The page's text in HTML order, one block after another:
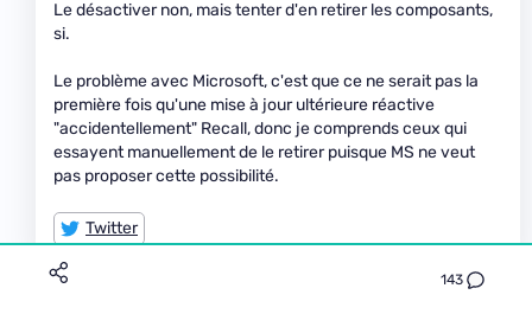
143
Le désactiver non, mais tenter d'en retirer les composants,
si.
Le problème avec Microsoft, c'est que ce ne serait pas la
première fois qu'une mise à jour ultérieure réactive
"accidentellement" Recall, donc je comprends ceux qui
essayent manuellement de le retirer puisque MS ne veut
pas proposer cette possibilité.
Twitter